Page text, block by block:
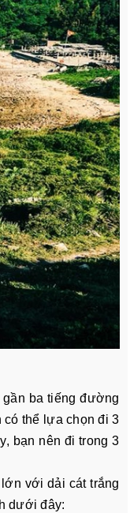
gần ba tiếng đường
có thể lựa chọn đi 3
bạn nên đi trong 3
với dải cát trắng
dưới đây: